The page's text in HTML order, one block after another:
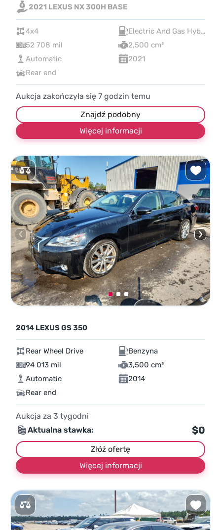
2021 LEXUS NX 300H BASE
4x4
Electric And Gas Hybrid
52 708 mil
2,500 cm³
Automatic
2021
Rear end
Aukcja zakończyła się 7 godzin temu
Znajdź podobny
Więcej informacji
2014 LEXUS GS 350
Rear Wheel Drive
Benzyna
94 013 mil
3,500 cm³
Automatic
2014
Rear end
Aukcja za 3 tygodni
Aktualna stawka:
$0
Złóż ofertę
Więcej informacji